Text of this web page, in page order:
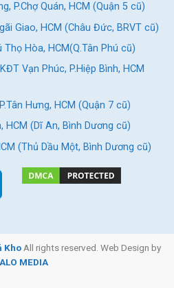
P.Chợ Quán, HCM (Quận 5 cũ)
Giao, HCM (Châu Đức, BRVT cũ)
Hòa, HCM(Q.Tân Phú cũ)
Vạn Phúc, P.Hiệp Bình, HCM
Hưng, HCM (Quận 7 cũ)
HCM (Dĩ An, Bình Dương cũ)
(Thủ Dầu Một, Bình Dương cũ)
Kho All rights reserved. Web Design by
MEDIA